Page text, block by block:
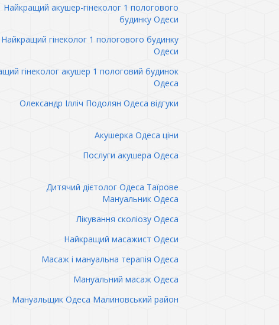
Найкращий акушер-гінеколог 1 пологового
будинку Одеси
Найкращий гінеколог 1 пологового будинку
Одеси
гінеколог акушер 1 пологовий будинок
Одеса
Олександр Ілліч Подолян Одеса відгуки
Акушерка Одеса ціни
Послуги акушера Одеса
Дитячий дієтолог Одеса Таїрове
Мануальник Одеса
Лікування сколіозу Одеса
Найкращий масажист Одеси
Масаж і мануальна терапія Одеса
Мануальний масаж Одеса
Мануальщик Одеса Малиновський район